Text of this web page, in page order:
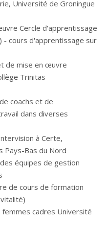
Université de Groningue
Cercle d'apprentissage
- cours d'apprentissage sur
de mise en œuvre
Trinitas
coachs et de
dans diverses
à Certe,
Pays-Bas du Nord
équipes de gestion
de cours de formation
cadres Université